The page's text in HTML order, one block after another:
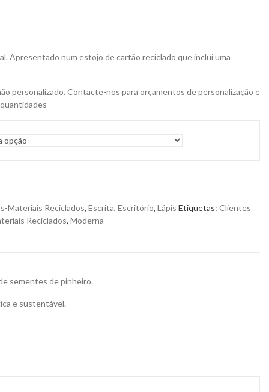
Apresentado num estojo de cartão reciclado que inclui uma
personalizado. Contacte-nos para orçamentos de personalização e
Materiais Reciclados, Escrita, Escritório, Lápis Etiquetas: Clientes
Reciclados, Moderna
sementes de pinheiro.
e sustentável.